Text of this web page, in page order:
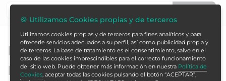
Expertos universitarios de
Formación Alcalá
🍪 Utilizamos Cookies propias y de terceros
Utilizamos cookies propias y de terceros para fines analíticos y para
ofrecerle servicios adecuados a su perfil, así como publicidad propia y
de terceros. La base de tratamiento es el consentimiento, salvo en el
caso de las cookies imprescindibles para el correcto funcionamiento
del sitio web. Puede obtener más información en nuestra Política de
Cookies , aceptar todas las cookies pulsando el botón “ACEPTAR”,